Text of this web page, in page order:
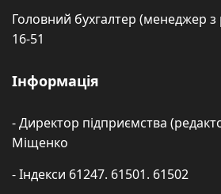
Головний бухгалтер (менеджер
16-51
Інформація
- Директор підприємства
Міщенко
- Індекси 61247. 61501. 61502